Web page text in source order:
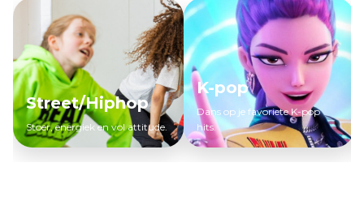
Street/Hiphop
Stoer, energiek en vol attitude.
K-pop
Dans op je favoriete K-pop
hits.